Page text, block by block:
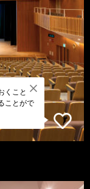
くこと
ことがで